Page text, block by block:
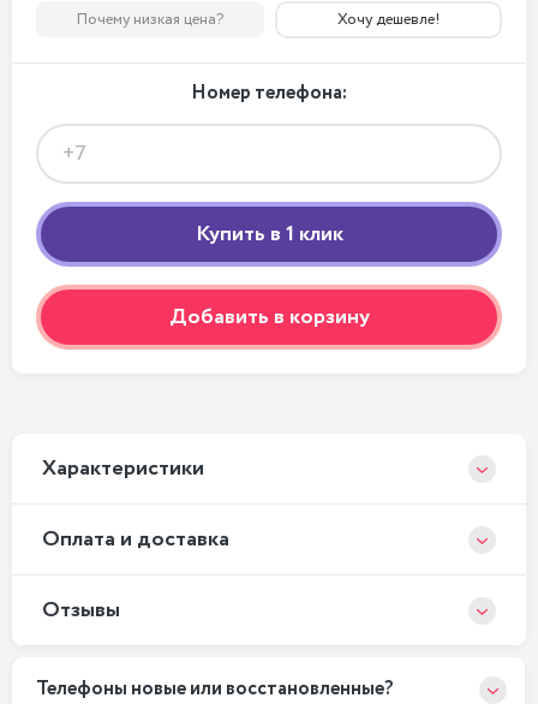
Почему низкая цена? Хочу дешевле!
Номер телефона:
Добавить в корзину
Xарактеристики
Оплата и доставка
Отзывы
Телефоны новые или восстановленные?